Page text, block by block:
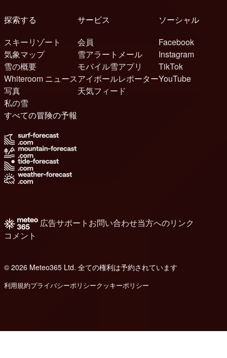
探索する
スキーリゾート
気象マップ
雪の概要
Whiteroom ニュース
写真
私の雪
サービス
会員
雪アラートメール
モバイル雪アプリ
アイボールレポーター
天気フィード
ソーシャル
Facebook
Instagram
TikTok
YouTube
すべての冒険の予報
広告サポート お問い合わせ当方へのリンク
コメント
© 2026 Meteo365 Ltd. 全ての権利は予約されています
利用規約プライバシーポリシークッキーポリシー